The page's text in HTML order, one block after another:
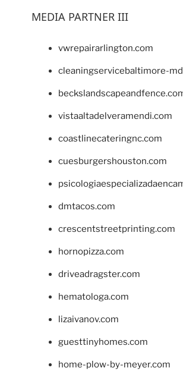
MEDIA PARTNER III
vwrepairarlington.com
cleaningservicebaltimore-
vistaaltadelveramendi.com
coastlinecateringnc.com
cuesburgershouston.com
dmtacos.com
crescentstreetprinting.com
hornopizza.com
driveadragster.com
hematologa.com
lizaivanov.com
guesttinyhomes.com
home-plow-by-meyer.com